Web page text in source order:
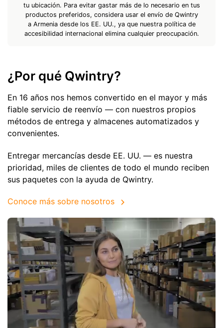
tu ubicación. Para evitar gastar más de lo necesario en tus
productos preferidos, considera usar el envío de Qwintry
a Armenia desde los EE. UU., ya que nuestra política de
accesibilidad internacional elimina cualquier preocupación.
¿Por qué Qwintry?
En 16 años nos hemos convertido en el mayor y más
fiable servicio de reenvío — con nuestros propios
métodos de entrega y almacenes automatizados y
convenientes.
Entregar mercancías desde EE. UU. — es nuestra
prioridad, miles de clientes de todo el mundo reciben
sus paquetes con la ayuda de Qwintry.
Conoce más sobre nosotros